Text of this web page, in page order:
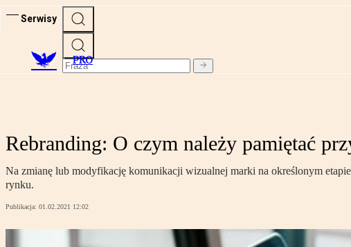
Serwisy
PRO
Rebranding: O czym należy pamiętać
Na zmianę lub modyfikację komunikacji wizualnej marki na określonym
rynku.
Publikacja: 01.02.2021 12:02